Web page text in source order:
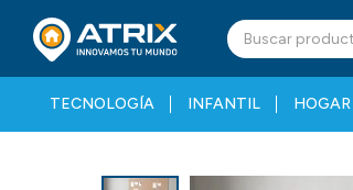
TECNOLOGÍA INFANTIL HOGAR